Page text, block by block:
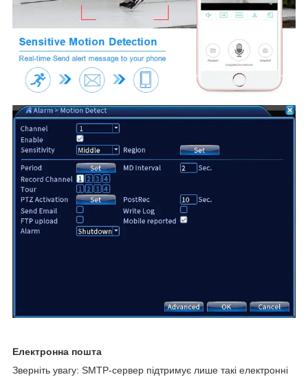
Електронна пошта
Зверніть увагу: SMTP-сервер підтримує лише такі електронні